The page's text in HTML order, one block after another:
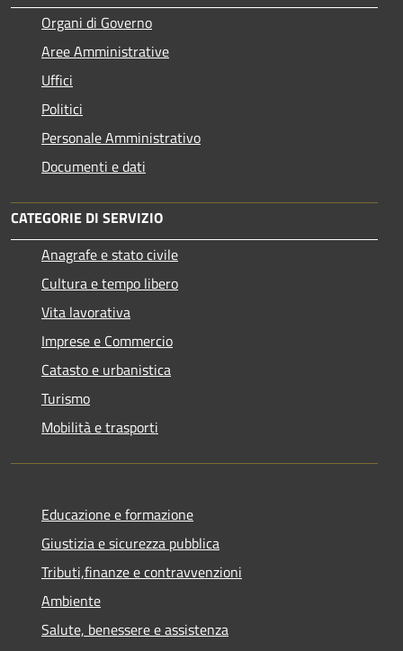
Organi di Governo
Aree Amministrative
Uffici
Politici
Personale Amministrativo
Documenti e dati
CATEGORIE DI SERVIZIO
Anagrafe e stato civile
Cultura e tempo libero
Vita lavorativa
Imprese e Commercio
Catasto e urbanistica
Turismo
Mobilità e trasporti
Educazione e formazione
Giustizia e sicurezza pubblica
Tributi,finanze e contravvenzioni
Ambiente
Salute, benessere e assistenza